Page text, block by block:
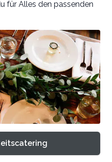
für Alles den passenden